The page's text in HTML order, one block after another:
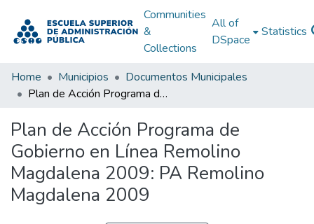
Communities
&
Collections
All of
DSpace
Statistics
Home Municipios
Documentos Municipales
Plan de Acción Programa de Gobierno en Línea Remolino Magdalena 2009: PA Remolino Magdalena 2009
Plan de Acción Programa de
Gobierno en Línea Remolino
Magdalena 2009: PA Remolino
Magdalena 2009